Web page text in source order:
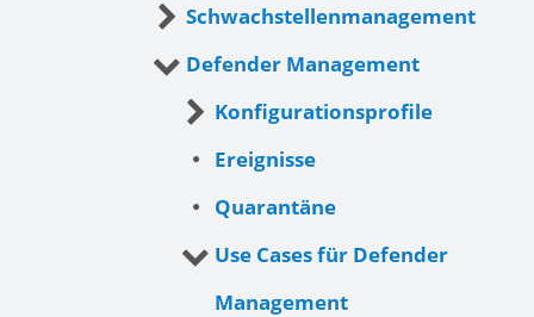
Schwachstellenmanagement
Defender Management
Konfigurationsprofile
Ereignisse
Quarantäne
Use Cases für Defender
Management